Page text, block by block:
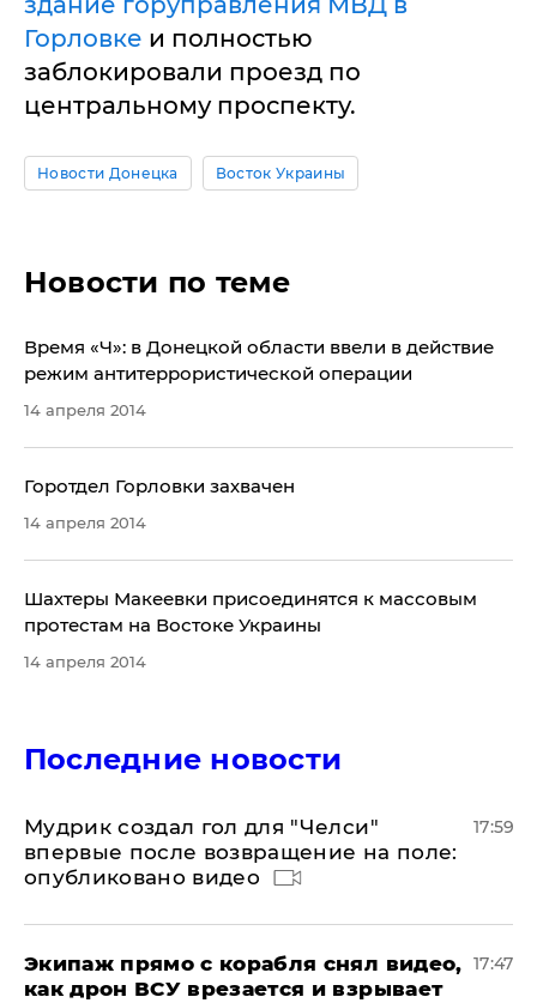
Горловке и полностью
заблокировали проезд по
центральному проспекту.
Новости Донецка Восток Украины
Новости по теме
Время «Ч»: в Донецкой области ввели в действие
режим антитеррористической операции
14 апреля 2014
Горотдел Горловки захвачен
14 апреля 2014
Шахтеры Макеевки присоединятся к массовым
протестам на Востоке Украины
14 апреля 2014
Последние новости
Мудрик создал гол для "Челси"
впервые после возвращение на поле:
опубликовано видео
17:59
Экипаж прямо с корабля снял видео,
как дрон ВСУ врезается и взрывает
17:47